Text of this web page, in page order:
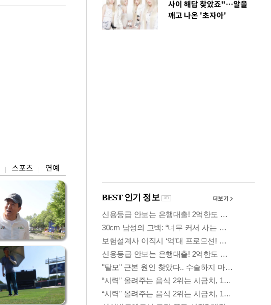
스포츠 연예
사이 해답 찾았죠"…알을
깨고 나온 '초자아'